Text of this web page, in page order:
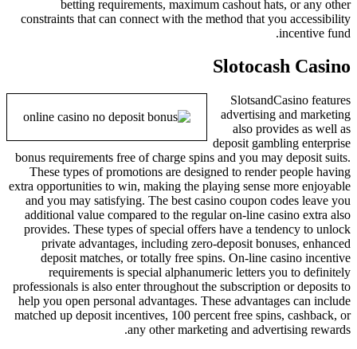
betting requirements, maximum cashout hats, or any other
constraints that can connect with the method that you accessibility
incentive fund.
Slotocash Casino
SlotsandCasino features
advertising and marketing
also provides as well as
deposit gambling enterprise
bonus requirements free of charge spins and you may deposit suits.
These types of promotions are designed to render people having
extra opportunities to win, making the playing sense more enjoyable
and you may satisfying. The best casino coupon codes leave you
additional value compared to the regular on-line casino extra also
provides. These types of special offers have a tendency to unlock
private advantages, including zero-deposit bonuses, enhanced
deposit matches, or totally free spins. On-line casino incentive
requirements is special alphanumeric letters you to definitely
professionals is also enter throughout the subscription or deposits to
help you open personal advantages. These advantages can include
matched up deposit incentives, 100 percent free spins, cashback, or
any other marketing and advertising rewards.